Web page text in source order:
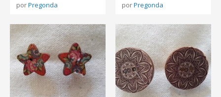
porPregonda porPregonda